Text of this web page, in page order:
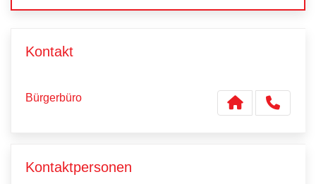
Kontakt
Bürgerbüro
Kontaktpersonen